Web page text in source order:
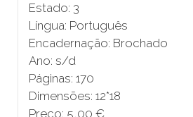
Estado: 3
Língua: Português
Encadernação: Brochado
Ano: s/d
Páginas: 170
Dimensões: 12*18
Preço: 5,00 €